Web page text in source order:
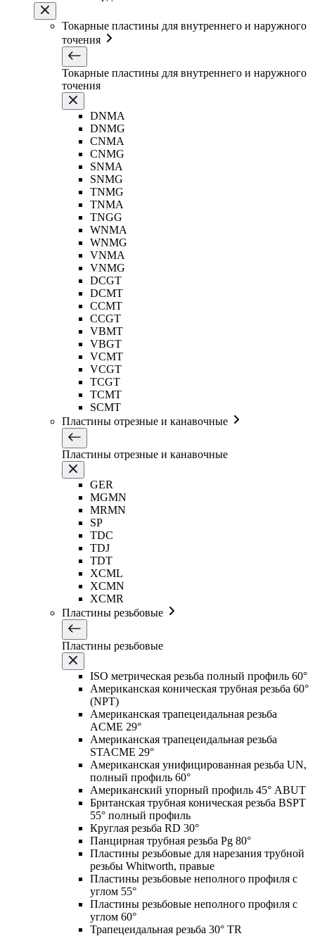
Токарные пластины для внутреннего и наружного
точения
Токарные пластины для внутреннего и наружного
точения
DNMA
DNMG
CNMA
CNMG
SNMA
SNMG
TNMG
TNMA
TNGG
WNMA
WNMG
VNMA
VNMG
DCGT
DCMT
CCMT
CCGT
VBMT
VBGT
VCMT
VCGT
TCGT
TCMT
SCMT
Пластины отрезные и канавочные
Пластины отрезные и канавочные
GER
MGMN
MRMN
SP
TDC
TDJ
TDT
XCML
XCMN
XCMR
Пластины резьбовые
Пластины резьбовые
ISO метрическая резьба полный профиль 60°
Американская коническая трубная резьба 60°
(NPT)
Американская трапецеидальная резьба
ACME 29°
Американская трапецеидальная резьба
STACME 29°
Американская унифицированная резьба UN,
полный профиль 60°
Американский упорный профиль 45° ABUT
Британская трубная коническая резьба BSPT
55° полный профиль
Круглая резьба RD 30°
Панцирная трубная резьба Pg 80°
Пластины резьбовые для нарезания трубной
резьбы Whitworth, правые
Пластины резьбовые неполного профиля с
углом 55°
Пластины резьбовые неполного профиля с
углом 60°
Трапецеидальная резьба 30° TR